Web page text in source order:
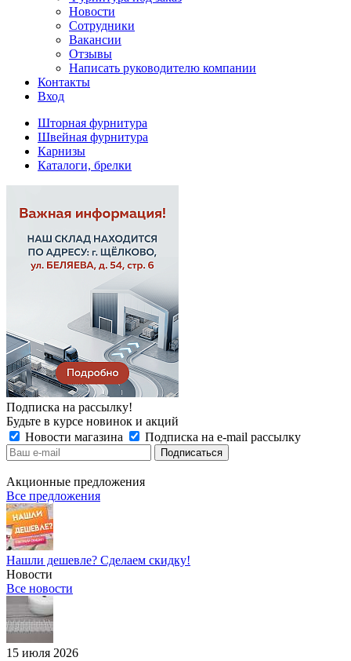
Новости
Сотрудники
Вакансии
Отзывы
Написать руководителю компании
Контакты
Вход
Шторная фурнитура
Швейная фурнитура
Карнизы
Каталоги, брелки
Подписка на рассылку!
Будьте в курсе новинок и акций
Новости магазина
Подписка на e-mail рассылку
Акционные предложения
Все предложения
Нашли дешевле? Сделаем скидку!
Новости
Все новости
15 июля 2026